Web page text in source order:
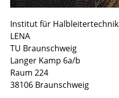
Institut für Halbleitertechnik
LENA
TU Braunschweig
Langer Kamp 6a/b
Raum 224
38106 Braunschweig